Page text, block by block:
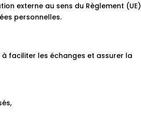
externe au sens du Règlement (UE)
personnelles.
faciliter les échanges et assurer la